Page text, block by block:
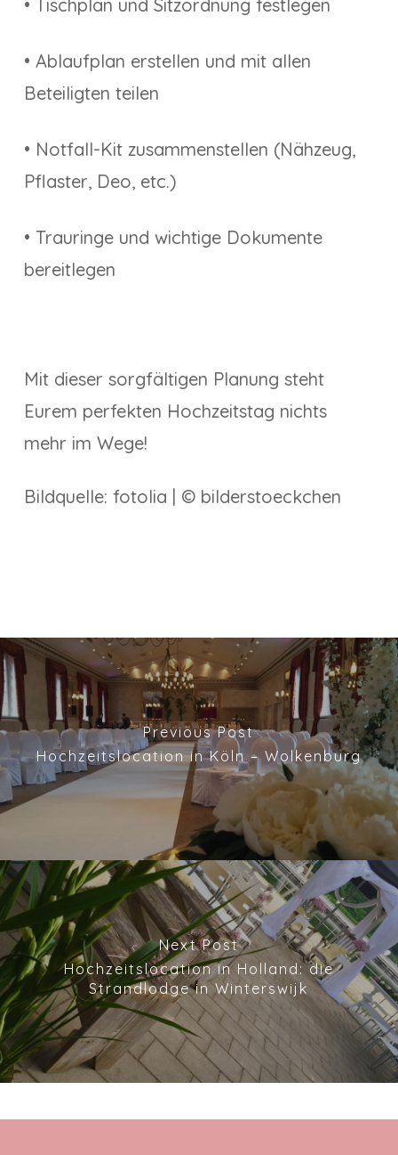
• Tischplan und Sitzordnung festlegen
• Ablaufplan erstellen und mit allen
Beteiligten teilen
• Notfall-Kit zusammenstellen (Nähzeug,
Pflaster, Deo, etc.)
• Trauringe und wichtige Dokumente
bereitlegen
Mit dieser sorgfältigen Planung steht
Eurem perfekten Hochzeitstag nichts
mehr im Wege!
Bildquelle: fotolia | © bilderstoeckchen
Previous Post
Hochzeitslocation in Köln – Wolkenburg
Next Post
Hochzeitslocation in Holland: die
Strandlodge in Winterswijk